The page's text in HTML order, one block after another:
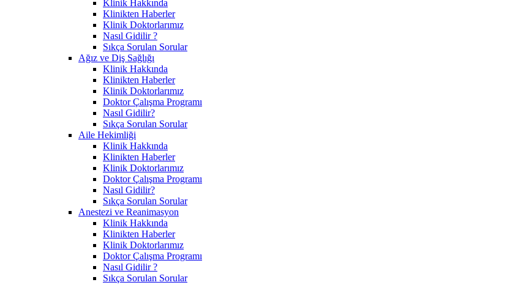
Klinik Hakkında
Klinikten Haberler
Klinik Doktorlarımız
Nasıl Gidilir ?
Sıkça Sorulan Sorular
Ağız ve Diş Sağlığı
Klinik Hakkında
Klinikten Haberler
Klinik Doktorlarımız
Doktor Çalışma Programı
Nasıl Gidilir?
Sıkça Sorulan Sorular
Aile Hekimliği
Klinik Hakkında
Klinikten Haberler
Klinik Doktorlarımız
Doktor Çalışma Programı
Nasıl Gidilir?
Sıkça Sorulan Sorular
Anestezi ve Reanimasyon
Klinik Hakkında
Klinikten Haberler
Klinik Doktorlarımız
Doktor Çalışma Programı
Nasıl Gidilir ?
Sıkça Sorulan Sorular